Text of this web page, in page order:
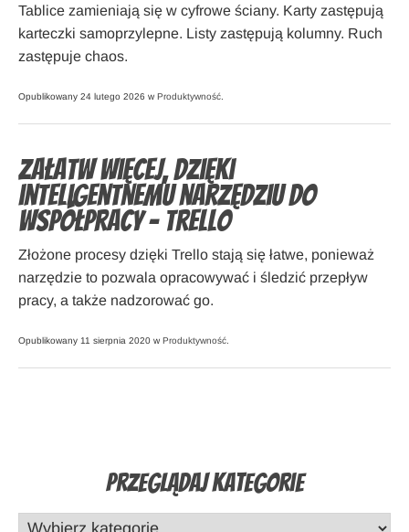
Tablice zamieniają się w cyfrowe ściany. Karty zastępują
karteczki samoprzylepne. Listy zastępują kolumny. Ruch
zastępuje chaos.
Opublikowany 24 lutego 2026 w Produktywność
Załatw więcej, dzięki
inteligentnemu narzędziu do
współpracy – Trello
Złożone procesy dzięki Trello stają się łatwe, ponieważ
narzędzie to pozwala opracowywać i śledzić przepływ
pracy, a także nadzorować go.
Opublikowany 11 sierpnia 2020 w Produktywność
Przeglądaj Kategorie